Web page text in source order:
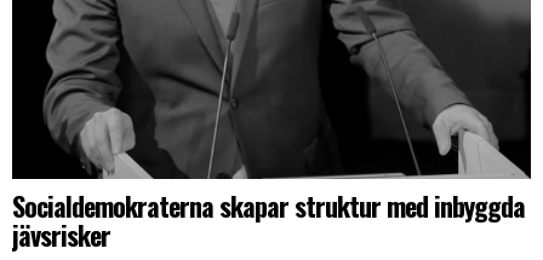
Socialdemokraterna skapar struktur med inbyggda
jävsrisker